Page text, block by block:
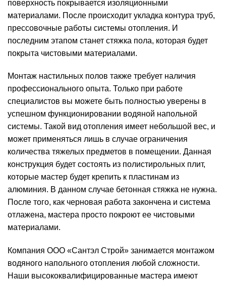
поверхность покрывается изоляционными
материалами. После происходит укладка контура труб,
прессовочные работы системы отопления. И
последним этапом станет стяжка пола, которая будет
покрыта чистовыми материалами.
Монтаж настильных полов также требует наличия
профессионального опыта. Только при работе
специалистов вы можете быть полностью уверены в
успешном функционировании водяной напольной
системы. Такой вид отопления имеет небольшой вес, и
может применяться лишь в случае ограничения
количества тяжелых предметов в помещении. Данная
конструкция будет состоять из полистирольных плит,
которые мастер будет крепить к пластинам из
алюминия. В данном случае бетонная стяжка не нужна.
После того, как черновая работа закончена и система
отлажена, мастера просто покроют ее чистовыми
материалами.
Компания ООО «Сантэл Строй» занимается монтажом
водяного напольного отопления любой сложности.
Наши высококвалифицированные мастера имеют